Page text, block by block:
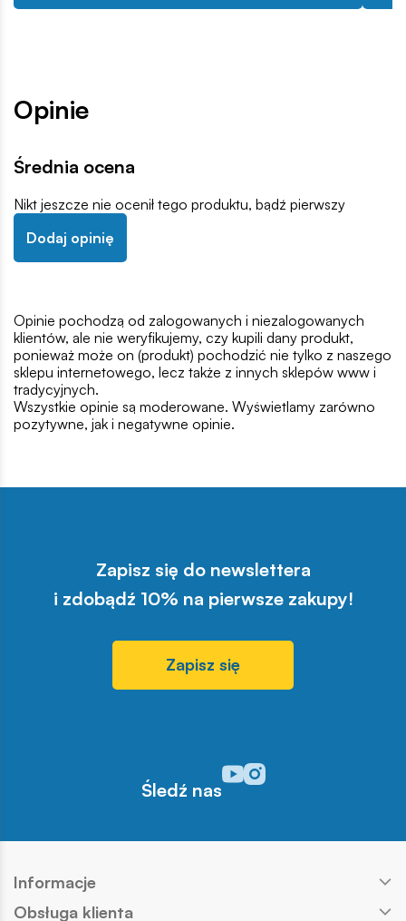
Opinie
Średnia ocena
Nikt jeszcze nie ocenił tego produktu, bądź pierwszy
Dodaj opinię
Opinie pochodzą od zalogowanych i niezalogowanych
klientów, ale nie weryfikujemy, czy kupili dany produkt,
ponieważ może on (produkt) pochodzić nie tylko z naszego
sklepu internetowego, lecz także z innych sklepów www i
tradycyjnych.
Wszystkie opinie są moderowane. Wyświetlamy zarówno
pozytywne, jak i negatywne opinie.
Zapisz się do newslettera
i zdobądź 10% na pierwsze zakupy!
Zapisz się
Śledź nas
Odwiedź nasz profil w
Odwiedź nasz profil w
Informacje
Obsługa klienta